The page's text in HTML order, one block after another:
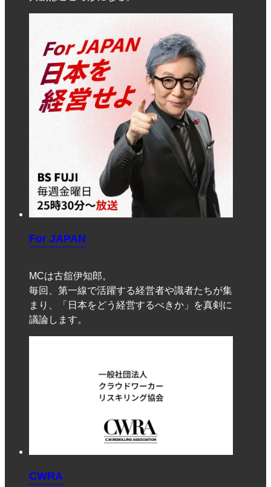
For JAPAN
MCは古舘伊知郎。
毎回、第一線で活躍する経営者や識者たちが集
まり、「日本をどう経営するべきか」を真剣に
議論します。
CWRA